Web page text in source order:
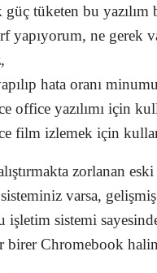
tüketen bu yazılım
yapıyorum, ne gerek
hata oranı
office yazılımı için
film izlemek için
zorlanan
varsa,
sistemi
birer Chromebook